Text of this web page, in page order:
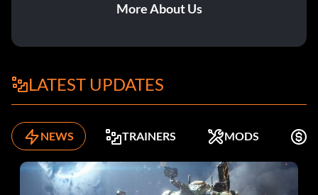
More About Us
LATEST UPDATES
NEWS TRAINERS MODS